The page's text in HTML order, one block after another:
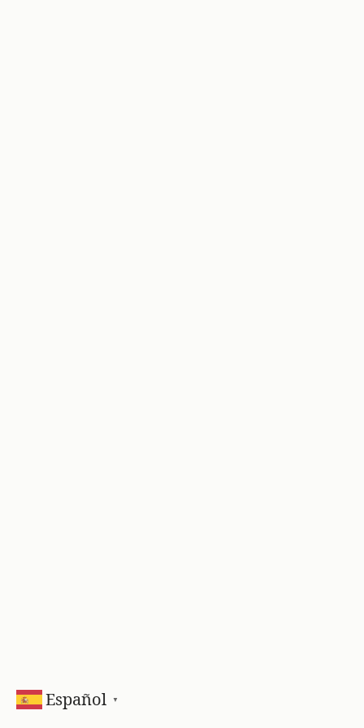
Español ▼